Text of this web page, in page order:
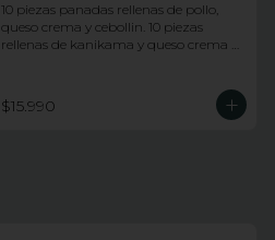
10 piezas panadas rellenas de pollo,
queso crema y cebollin. 10 piezas
rellenas de kanikama y queso crema
envueltas en ciboulette. 10 piezas
rellenas de champiñones tempura,
$15.990